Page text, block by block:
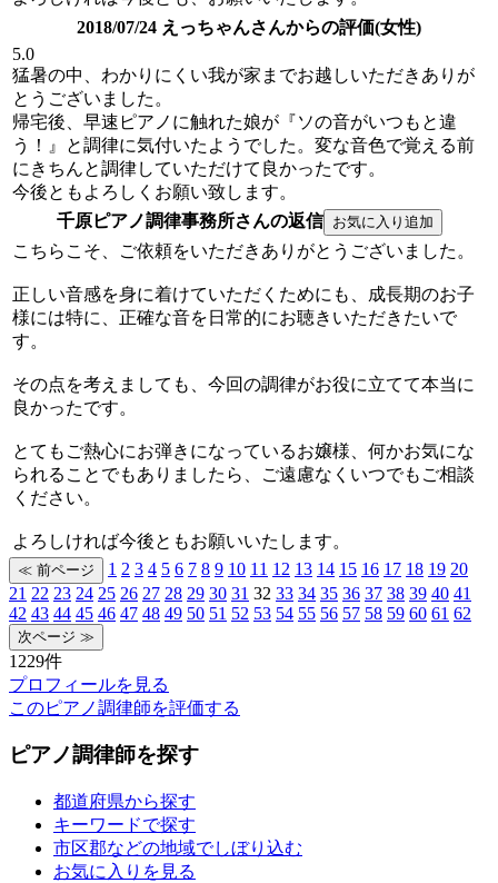
2018/07/24 えっちゃんさんからの評価(女性)
5.0
猛暑の中、わかりにくい我が家までお越しいただきありが
とうございました。
帰宅後、早速ピアノに触れた娘が『ソの音がいつもと違
う！』と調律に気付いたようでした。変な音色で覚える前
にきちんと調律していただけて良かったです。
今後ともよろしくお願い致します。
千原ピアノ調律事務所さんの返信
こちらこそ、ご依頼をいただきありがとうございました。
正しい音感を身に着けていただくためにも、成長期のお子
様には特に、正確な音を日常的にお聴きいただきたいで
す。
その点を考えましても、今回の調律がお役に立てて本当に
良かったです。
とてもご熱心にお弾きになっているお嬢様、何かお気にな
られることでもありましたら、ご遠慮なくいつでもご相談
ください。
よろしければ今後ともお願いいたします。
1 2 3 4 5 6 7 8 9 10 11 12 13 14 15 16 17 18 19 20
21 22 23 24 25 26 27 28 29 30 31 32 33 34 35 36 37 38 39 40 41
42 43 44 45 46 47 48 49 50 51 52 53 54 55 56 57 58 59 60 61 62
1229件
プロフィールを見る
このピアノ調律師を評価する
ピアノ調律師を探す
都道府県から探す
キーワードで探す
市区郡などの地域でしぼり込む
お気に入りを見る